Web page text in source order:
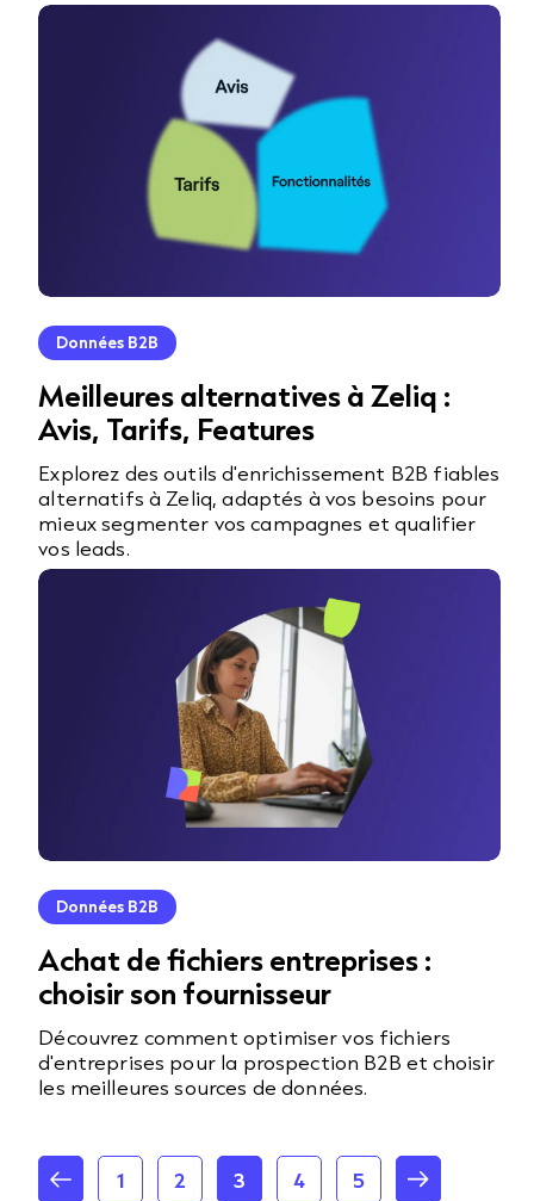
Données B2B
Meilleures alternatives à Zeliq :
Avis, Tarifs, Features
Explorez des outils d'enrichissement B2B fiables
alternatifs à Zeliq, adaptés à vos besoins pour
mieux segmenter vos campagnes et qualifier
vos leads.
Données B2B
Achat de fichiers entreprises :
choisir son fournisseur
Découvrez comment optimiser vos fichiers
d'entreprises pour la prospection B2B et choisir
les meilleures sources de données.
1 2 3 4 5